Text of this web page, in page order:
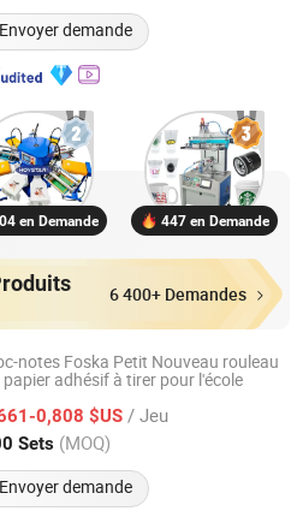
Envoyer demande
en Demande 447 en Demande
6 400+ Demandes
notes Foska Petit Nouveau rouleau
papier adhésif à tirer pour l'école
0,808 $US / Jeu
Sets (MOQ)
Envoyer demande
Co., Ltd.
Depuis 2017